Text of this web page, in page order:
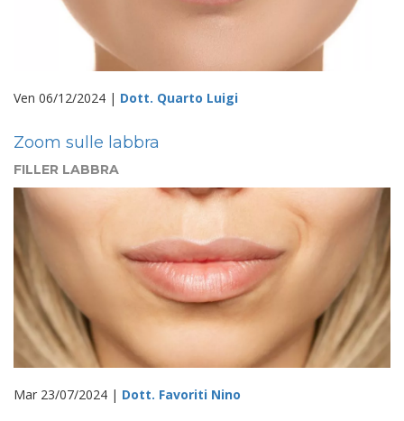
Ven 06/12/2024 | Dott. Quarto Luigi
Zoom sulle labbra
FILLER LABBRA
Mar 23/07/2024 | Dott. Favoriti Nino